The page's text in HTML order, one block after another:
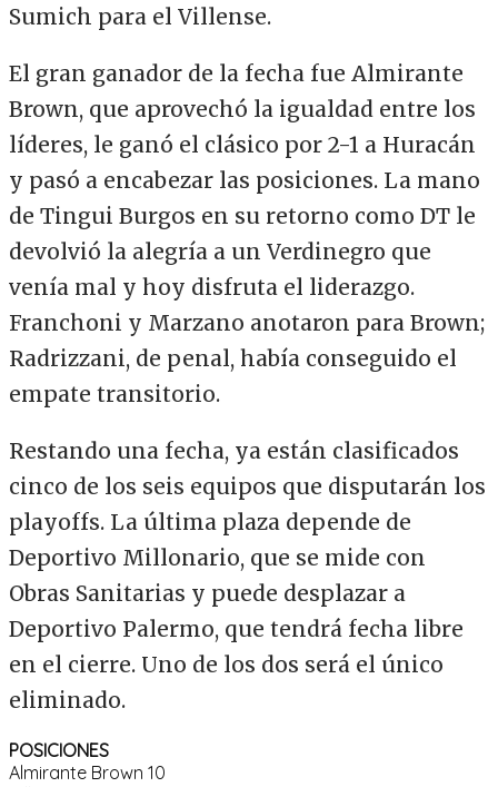
Sumich para el Villense.
El gran ganador de la fecha fue Almirante
Brown, que aprovechó la igualdad entre los
líderes, le ganó el clásico por 2-1 a Huracán
y pasó a encabezar las posiciones. La mano
de Tingui Burgos en su retorno como DT le
devolvió la alegría a un Verdinegro que
venía mal y hoy disfruta el liderazgo.
Franchoni y Marzano anotaron para Brown;
Radrizzani, de penal, había conseguido el
empate transitorio.
Restando una fecha, ya están clasificados
cinco de los seis equipos que disputarán los
playoffs. La última plaza depende de
Deportivo Millonario, que se mide con
Obras Sanitarias y puede desplazar a
Deportivo Palermo, que tendrá fecha libre
en el cierre. Uno de los dos será el único
eliminado.
POSICIONES
Almirante Brown 10